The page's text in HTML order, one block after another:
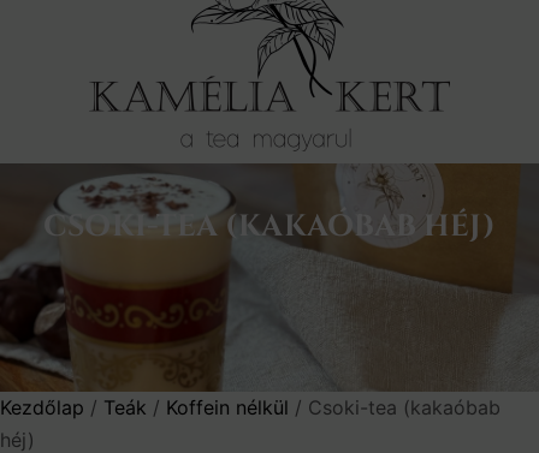
CSOKI-TEA (KAKAÓBAB HÉJ)
Kezdőlap / Teák / Koffein nélkül / Csoki-tea (kakaóbab
héj)